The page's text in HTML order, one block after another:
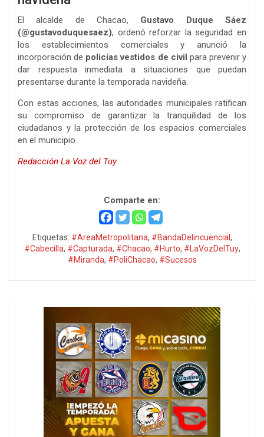
El alcalde de Chacao, Gustavo Duque Sáez
(@gustavoduquesaez), ordenó reforzar la seguridad en
los establecimientos comerciales y anunció la
incorporación de policías vestidos de civil para prevenir y
dar respuesta inmediata a situaciones que puedan
presentarse durante la temporada navideña.
Con estas acciones, las autoridades municipales ratifican
su compromiso de garantizar la tranquilidad de los
ciudadanos y la protección de los espacios comerciales
en el municipio.
Redacción La Voz del Tuy
Comparte en:
Etiquetas: #AreaMetropolitana, #BandaDelincuencial ,
#Cabecilla, #Capturada, #Chacao, #Hurto, #LaVozDelTuy,
#Miranda, #PoliChacao, #Sucesos